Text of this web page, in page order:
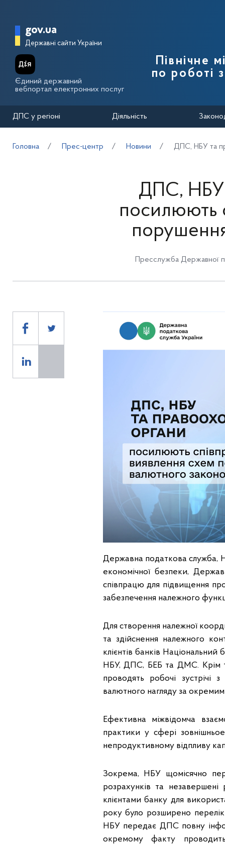
Головна сторінка Державної
gov.ua
Державні сайти України
Єдиний державний
вебпортал електронних послуг
Північне
по роботі
ДПС у регіоні Діяльність
Головна Прес-центр Новини ДПС, НБУ та
ДПС, НБУ
посилюють
Пресслужба Державної
Державна податкова служба,
економічної безпеки,
співпрацю для підвищення
забезпечення належного
Для створення належної
та здійснення належного
клієнтів банків
НБУ, ДПС, БЕБ та ДМС. Крім
проводять робочі зустрічі
валютного нагляду за
Ефективна міжвідомча
практики у сфері
непродуктивному відпливу
Зокрема, НБУ щомісячно
розрахунків та
клієнтами банку для
року було розширено
НБУ передає ДПС повну
окремому факту